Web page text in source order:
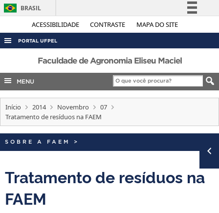
ACESSIBILIDADE CONTRASTE MAPA DO SITE
BRASIL
Simplifique!
Legislação
Canais
PORTAL UFPEL
ACESSO À INFORMAÇÃO
AUDITORIA
COBALTO
CONCURSOS
INTERNACIONAL
PORTARIAS
Faculdade de Agronomia Eliseu Maciel
MENU
Início 2014 Novembro
07
Tratamento de resíduos na FAEM
SOBRE A FAEM >
Tratamento de resíduos na
FAEM